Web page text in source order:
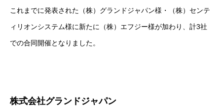
これまでに発表された（株）グランドジャパン様・（株）センテ
ィリオンシステム様に新たに（株）エフジー様が加わり、計3社
での合同開催となりました。
株式会社グランドジャパン